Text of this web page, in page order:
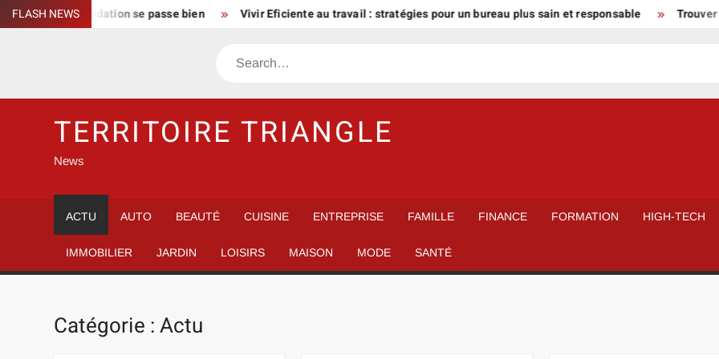
Skip
to
FLASH NEWS
la consolidation se passe bien Vivir Eficiente au travail : stratégies pour un bureau plus sain et responsable Trouver un
Search
TERRITOIRE TRIANGLE
News
ACTU AUTO BEAUTÉ CUISINE ENTREPRISE FAMILLE FINANCE FORMATION HIGH-TECH
IMMOBILIER JARDIN LOISIRS MAISON MODE SANTÉ
Catégorie :Actu